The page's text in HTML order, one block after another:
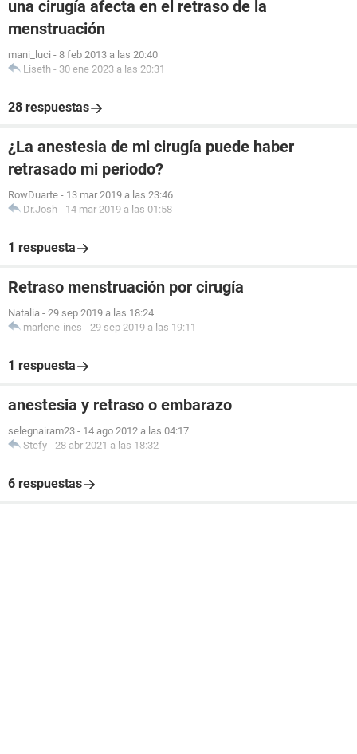
una cirugía afecta en el retraso de la
menstruación
mani_luci - 8 feb 2013 a las 20:40
Liseth - 30 ene 2023 a las 20:31
28 respuestas
¿La anestesia de mi cirugía puede haber
retrasado mi periodo?
RowDuarte - 13 mar 2019 a las 23:46
Dr.Josh - 14 mar 2019 a las 01:58
1 respuesta
Retraso menstruación por cirugía
Natalia - 29 sep 2019 a las 18:24
marlene-ines - 29 sep 2019 a las 19:11
1 respuesta
anestesia y retraso o embarazo
selegnairam23 - 14 ago 2012 a las 04:17
Stefy - 28 abr 2021 a las 18:32
6 respuestas